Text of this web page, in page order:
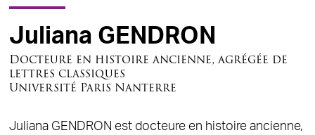
Juliana GENDRON
Docteure en histoire ancienne, agrégée de
lettres classiques
Université Paris Nanterre
Juliana GENDRON est docteure en histoire ancienne,